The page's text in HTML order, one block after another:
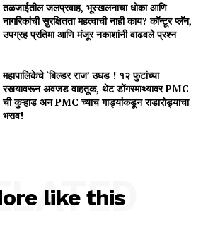
तळजाईतील जलप्रवाह, भूस्खलनाचा धोका आणि
नागरिकांची सुरक्षितता महत्वाची नाही काय? कॉन्टूर प्लॅन,
उपग्रह प्रतिमा आणि मंजूर नकाशांनी वाढवले प्रश्न
महापालिकेचे ‘बिल्डर राज’ उघड ! १२ फुटांच्या
रस्त्यावरून अवजड वाहतूक, थेट डोंगरमाथ्यावर PMC
ची कुऱ्हाड अन PMC च्याच गाड्यांकडून राडारोड्याचा
भराव!
like this